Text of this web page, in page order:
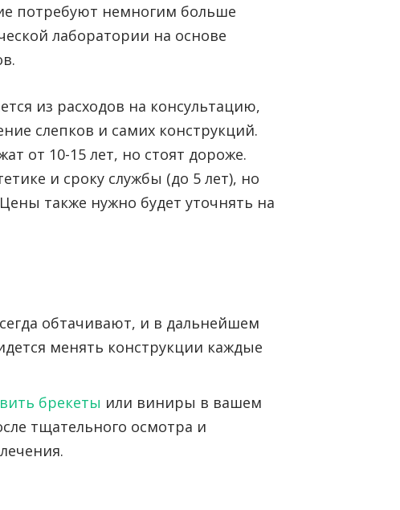
потребуют немногим больше
лаборатории на основе
из расходов на консультацию,
слепков и самих конструкций.
от 10-15 лет, но стоят дороже.
и сроку службы (до 5 лет), но
также нужно будет уточнять на
обтачивают, и в дальнейшем
менять конструкции каждые
брекеты или виниры в вашем
тщательного осмотра и